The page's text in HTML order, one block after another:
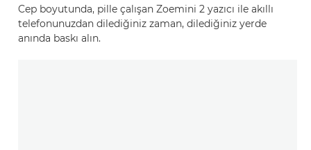
Cep boyutunda, pille çalışan Zoemini 2 yazıcı ile akıllı
telefonunuzdan dilediğiniz zaman, dilediğiniz yerde
anında baskı alın.